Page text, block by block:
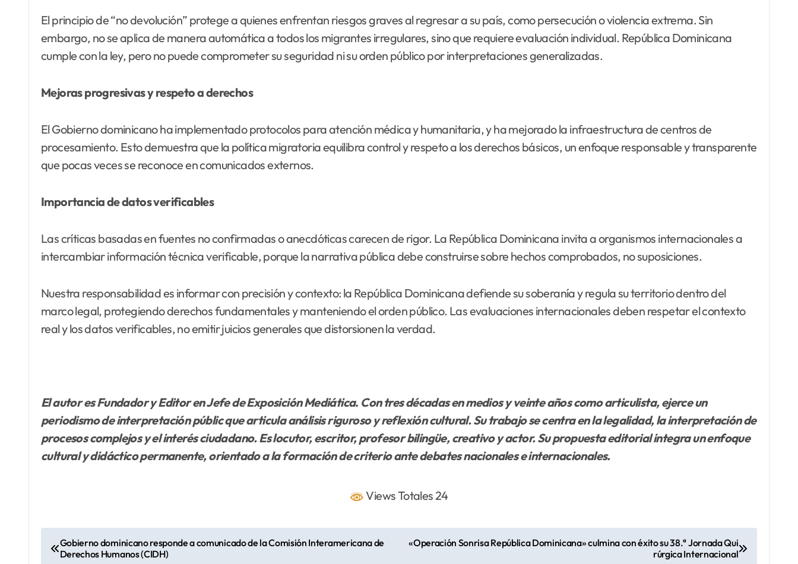
El principio de “no devolución” protege a quienes enfrentan riesgos graves al regresar a su país, como persecución o violencia extrema. Sin
embargo, no se aplica de manera automática a todos los migrantes irregulares, sino que requiere evaluación individual. República Dominicana
cumple con la ley, pero no puede comprometer su seguridad ni su orden público por interpretaciones generalizadas.
Mejoras progresivas y respeto a derechos
El Gobierno dominicano ha implementado protocolos para atención médica y humanitaria, y ha mejorado la infraestructura de centros de
procesamiento. Esto demuestra que la política migratoria equilibra control y respeto a los derechos básicos, un enfoque responsable y transparente
que pocas veces se reconoce en comunicados externos.
Importancia de datos verificables
Las críticas basadas en fuentes no confirmadas o anecdóticas carecen de rigor. La República Dominicana invita a organismos internacionales a
intercambiar información técnica verificable, porque la narrativa pública debe construirse sobre hechos comprobados, no suposiciones.
Nuestra responsabilidad es informar con precisión y contexto: la República Dominicana defiende su soberanía y regula su territorio dentro del
marco legal, protegiendo derechos fundamentales y manteniendo el orden público. Las evaluaciones internacionales deben respetar el contexto
real y los datos verificables, no emitir juicios generales que distorsionen la verdad.
El autores Fundador y Editor en Jefe deExposición Mediática. Con tres décadas en medios y veinte años como articulista, ejerce un
periodismo de interpretación públic que articula análisis riguroso y reflexión cultural. Su trabajo se centra en la legalidad, la interpretación de
procesos complejos y el interés ciudadano. Es locutor, escritor, profesor bilingüe, creativo y actor. Su propuesta editorial integra un enfoque
cultural y didáctico permanente, orientado a la formación de criterio ante debates nacionales e internacionales.
Views Totales 24
N Gobierno dominicano responde a comunicado de la Comisión Interamericana de
Derechos Humanos (CIDH)
«Operación Sonrisa República Dominicana» culmina con éxito su 38.ª Jornada Qui
rúrgica Internacional